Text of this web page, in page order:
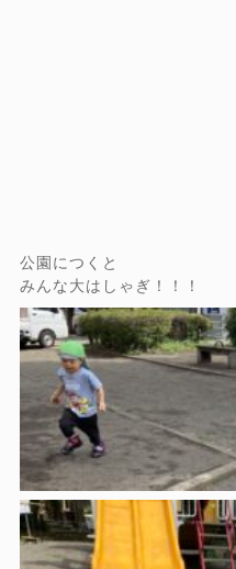
公園につくと
みんな大はしゃぎ！！！